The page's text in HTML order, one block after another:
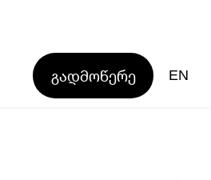
გადმოწერე EN